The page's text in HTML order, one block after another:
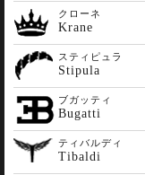
クローネ
Krane
スティピュラ
Stipula
ブガッティ
Bugatti
ティバルディ
Tibaldi